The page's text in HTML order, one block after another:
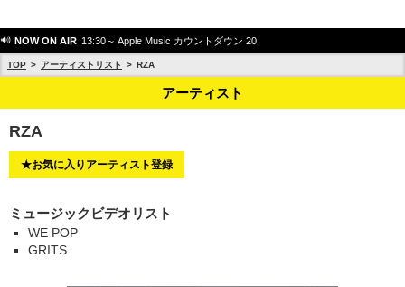
NOW ON AIR 13:30～ Apple Music カウントダウン 20
TOP アーティストリスト RZA
アーティスト
RZA
★お気に入りアーティスト登録
ミュージックビデオリスト
WE POP
GRITS